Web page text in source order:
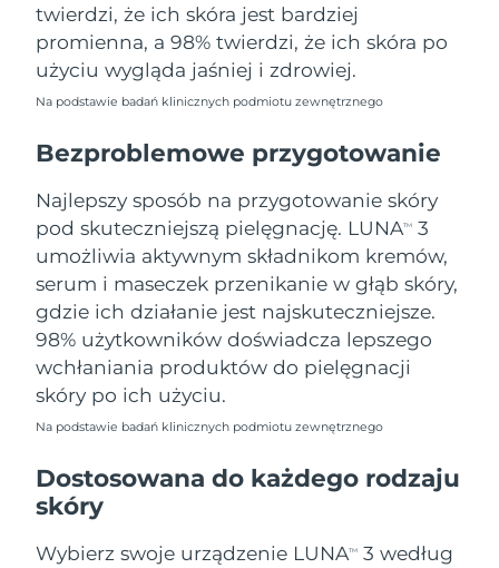
twierdzi, że ich skóra jest bardziej
promienna, a 98% twierdzi, że ich skóra po
użyciu wygląda jaśniej i zdrowiej.
Na podstawie badań klinicznych podmiotu zewnętrznego
Bezproblemowe przygotowanie
Najlepszy sposób na przygotowanie skóry
pod skuteczniejszą pielęgnację. LUNATM
3
umożliwia aktywnym składnikom kremów,
serum i maseczek przenikanie w głąb skóry,
gdzie ich działanie jest najskuteczniejsze.
98% użytkowników doświadcza lepszego
wchłaniania produktów do pielęgnacji
skóry po ich użyciu.
Na podstawie badań klinicznych podmiotu zewnętrznego
Dostosowana do każdego rodzaju
skóry
Wybierz swoje urządzenie LUNATM
3 według
Wielka Brytania
Oczekiwany czas dostawy
8/10/26
Stany Zjednoczone
Uzbekistan
Oczekiwany czas dostawy
Wietnam
Oczekiwany czas dostawy
8/16/26